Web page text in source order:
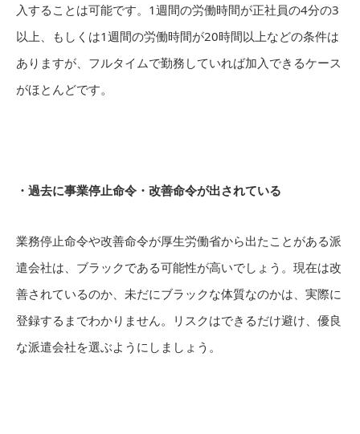
入することは可能です。1週間の労働時間が正社員の4分の3
以上、もしくは1週間の労働時間が20時間以上などの条件は
ありますが、フルタイムで勤務していれば加入できるケース
がほとんどです。
・過去に事業停止命令・改善命令が出されている
業務停止命令や改善命令が厚生労働省から出たことがある派
遣会社は、ブラックである可能性が高いでしょう。現在は改
善されているのか、未だにブラックな体質なのかは、実際に
登録するまでわかりません。リスクはできるだけ避け、優良
な派遣会社を選ぶようにしましょう。